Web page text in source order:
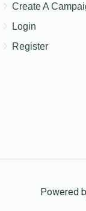
Create A
Login
Register
Powered